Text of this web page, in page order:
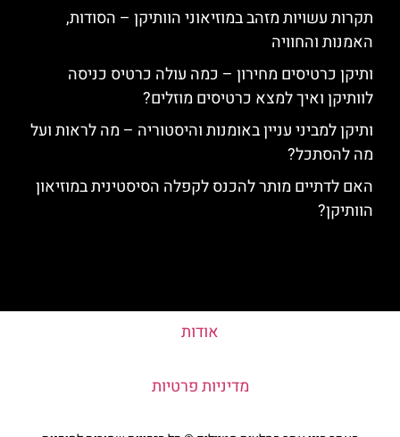
תקרות עשויות מזהב במוזיאוני הוותיקן – הסודות,
האמנות והחוויה
ותיקן כרטיסים מחירון – כמה עולה כרטיס כניסה
לוותיקן ואיך למצא כרטיסים מוזלים?
ותיקן למביני עניין באומנות והיסטוריה – מה לראות ועל
מה להסתכל?
האם לדתיים מותר להכנס לקפלה הסיסטינית במוזיאון
הוותיקן?
אודות
מדיניות פרטיות